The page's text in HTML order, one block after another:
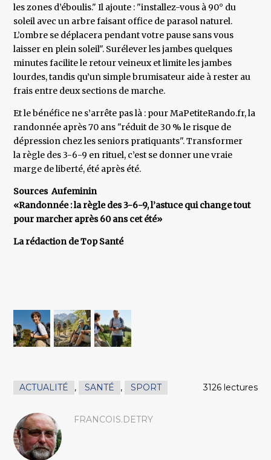
les zones d’éboulis." Il ajoute : "installez-vous à 90° du
soleil avec un arbre faisant office de parasol naturel.
L’ombre se déplacera pendant votre pause sans vous
laisser en plein soleil". Surélever les jambes quelques
minutes facilite le retour veineux et limite les jambes
lourdes, tandis qu’un simple brumisateur aide à rester au
frais entre deux sections de marche.
Et le bénéfice ne s’arrête pas là : pour MaPetiteRando.fr, la
randonnée après 70 ans "réduit de 30 % le risque de
dépression chez les seniors pratiquants". Transformer
la règle des 3-6-9 en rituel, c’est se donner une vraie
marge de liberté, été après été.
Sources Aufeminin
«Randonnée : la règle des 3-6-9, l’astuce qui change tout
pour marcher après 60 ans cet été»
La rédaction de Top Santé
ACTUALITÉ , SANTÉ , SPORT 3126 lectures
FRANCOIS.DETRY